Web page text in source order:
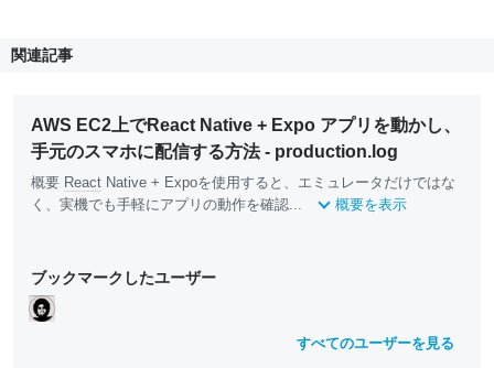
関連記事
AWS EC2上でReact Native + Expo アプリを動かし、
手元のスマホに配信する方法 - production.log
概要 React Native + Expoを使用すると、エミュレータだけではな
く、実機でも手軽にアプリの動作を確認...
概要を表示
ブックマークしたユーザー
すべてのユーザーを見る